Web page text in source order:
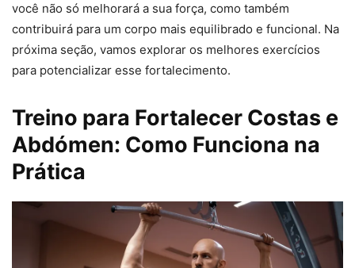
você não só melhorará a sua força, como também
contribuirá para um corpo mais equilibrado e funcional. Na
próxima seção, vamos explorar os melhores exercícios
para potencializar esse fortalecimento.
Treino para Fortalecer Costas e
Abdómen: Como Funciona na
Prática